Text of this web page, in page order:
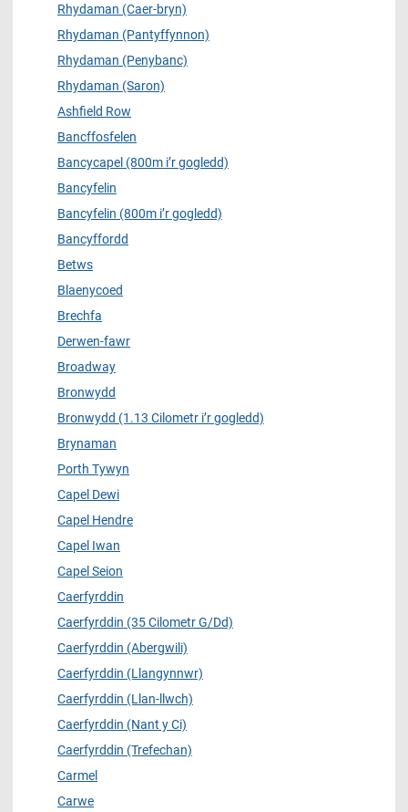
Rhydaman (Caer-bryn)
Rhydaman (Pantyffynnon)
Rhydaman (Penybanc)
Rhydaman (Saron)
Ashfield Row
Bancffosfelen
Bancycapel (800m i’r gogledd)
Bancyfelin
Bancyfelin (800m i’r gogledd)
Bancyffordd
Betws
Blaenycoed
Brechfa
Derwen-fawr
Broadway
Bronwydd
Bronwydd (1.13 Cilometr i’r gogledd)
Brynaman
Porth Tywyn
Capel Dewi
Capel Hendre
Capel Iwan
Capel Seion
Caerfyrddin
Caerfyrddin (35 Cilometr G/Dd)
Caerfyrddin (Abergwili)
Caerfyrddin (Llangynnwr)
Caerfyrddin (Llan-llwch)
Caerfyrddin (Nant y Ci)
Caerfyrddin (Trefechan)
Carmel
Carwe